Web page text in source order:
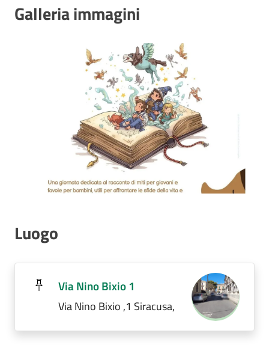
Galleria immagini
Luogo
Via Nino Bixio 1
Via Nino Bixio ,1 Siracusa,